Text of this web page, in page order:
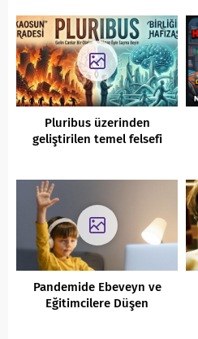
Pluribus üzerinden
geliştirilen temel felsefi
Pandemide Ebeveyn ve
Eğitimcilere Düşen